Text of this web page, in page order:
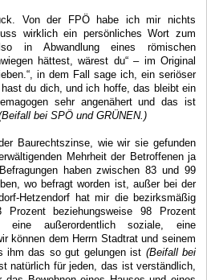
Von der FPÖ habe ich mir nichts
wirklich ein persönliches Wort zum
in Abwandlung eines römischen
hättest, wärest du“ – im Original
in dem Fall sage ich, ein seriöser
du dich, und ich hoffe, das bleibt ein
sehr angenähert und das ist
bei SPÖ und GRÜNEN.)
Baurechtszinse, wie wir sie gefunden
Mehrheit der Betroffenen ja
haben zwischen 83 und 99
wo befragt worden ist, außer bei der
Hetzendorf hat mir die bezirksmäßig
beziehungsweise 98 Prozent
außerordentlich soziale, eine
können dem Herrn Stadtrat und seinem
ihm das so gut gelungen ist (Beifall bei
natürlich für jeden, das ist verständlich,